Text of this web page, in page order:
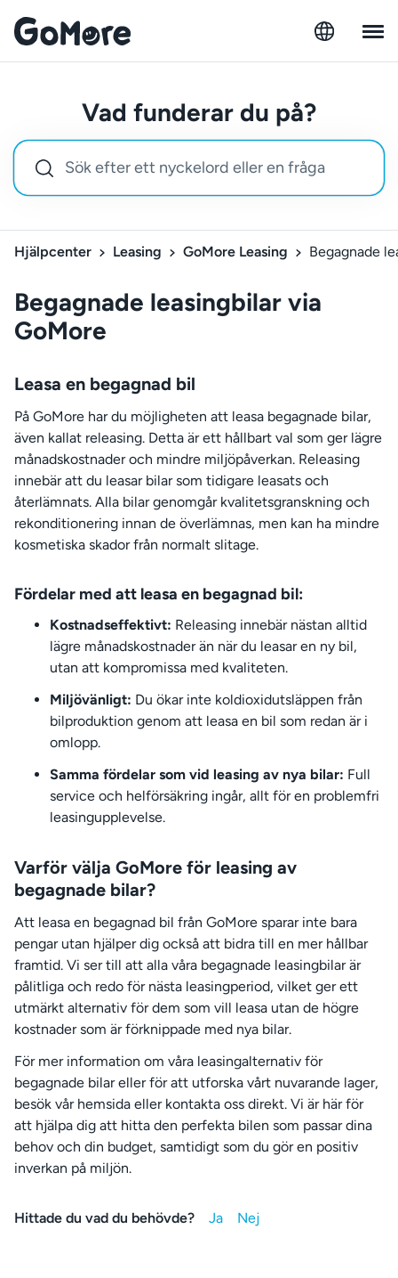
Vad funderar du på?
Hjälpcenter Leasing GoMore Leasing Begagnade
Begagnade leasingbilar via
GoMore
Leasa en begagnad bil
På GoMore har du möjligheten att leasa begagnade bilar,
även kallat releasing. Detta är ett hållbart val som ger lägre
månadskostnader och mindre miljöpåverkan. Releasing
innebär att du leasar bilar som tidigare leasats och
återlämnats. Alla bilar genomgår kvalitetsgranskning och
rekonditionering innan de överlämnas, men kan ha mindre
kosmetiska skador från normalt slitage.
Fördelar med att leasa en begagnad bil:
Kostnadseffektivt: Releasing innebär nästan alltid
lägre månadskostnader än när du leasar en ny bil,
utan att kompromissa med kvaliteten.
Miljövänligt: Du ökar inte koldioxidutsläppen från
bilproduktion genom att leasa en bil som redan är i
omlopp.
Samma fördelar som vid leasing av nya bilar: Full
service och helförsäkring ingår, allt för en problemfri
leasingupplevelse.
Varför välja GoMore för leasing av
begagnade bilar?
Att leasa en begagnad bil från GoMore sparar inte bara
pengar utan hjälper dig också att bidra till en mer hållbar
framtid. Vi ser till att alla våra begagnade leasingbilar är
pålitliga och redo för nästa leasingperiod, vilket ger ett
utmärkt alternativ för dem som vill leasa utan de högre
kostnader som är förknippade med nya bilar.
För mer information om våra leasingalternativ för
begagnade bilar eller för att utforska vårt nuvarande lager,
besök vår hemsida eller kontakta oss direkt. Vi är här för
att hjälpa dig att hitta den perfekta bilen som passar dina
behov och din budget, samtidigt som du gör en positiv
inverkan på miljön.
Hittade du vad du behövde?